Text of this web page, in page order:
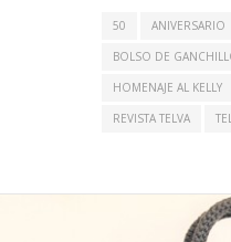
50 ANIVERSARIO
BOLSO DE
HOMENAJE AL KELLY
REVISTA TELVA